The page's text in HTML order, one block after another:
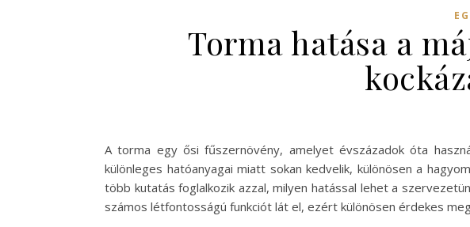
Torma hatása a
A torma egy ősi fűszernövény, amelyet évszázadok óta
különleges hatóanyagai miatt sokan kedvelik, különösen a
több kutatás foglalkozik azzal, milyen hatással lehet a
számos létfontosságú funkciót lát el, ezért különösen érdekes